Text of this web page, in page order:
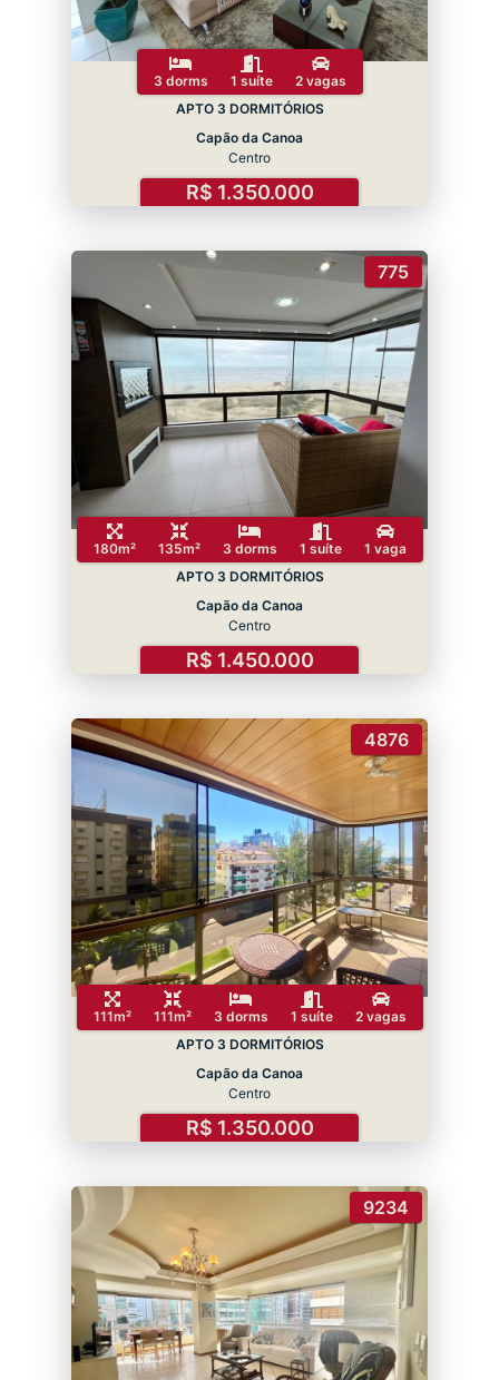
3 dorms 1 suíte
2 vagas
APTO 3 DORMITÓRIOS
Capão da Canoa
Centro
R$ 1.350.000
775
180m² 135m² 3 dorms 1 suíte
1 vaga
APTO 3 DORMITÓRIOS
Capão da Canoa
Centro
R$ 1.450.000
4876
111m² 111m² 3 dorms 1 suíte
2 vagas
APTO 3 DORMITÓRIOS
Capão da Canoa
Centro
R$ 1.350.000
9234